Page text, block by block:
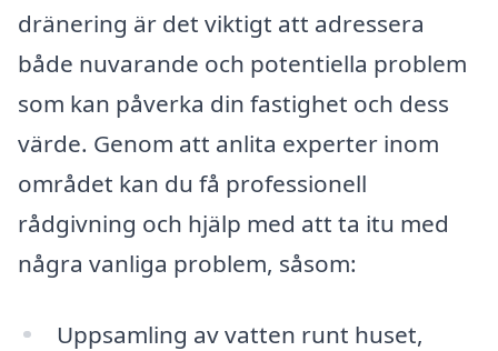
dränering är det viktigt att adressera
både nuvarande och potentiella problem
som kan påverka din fastighet och dess
värde. Genom att anlita experter inom
området kan du få professionell
rådgivning och hjälp med att ta itu med
några vanliga problem, såsom:
Uppsamling av vatten runt huset,